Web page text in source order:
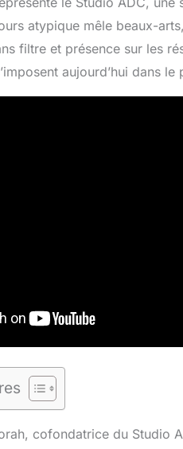
atypique mêle beaux-
filtre et présence sur les
aujourd’hui dans le
cofondatrice du Studio